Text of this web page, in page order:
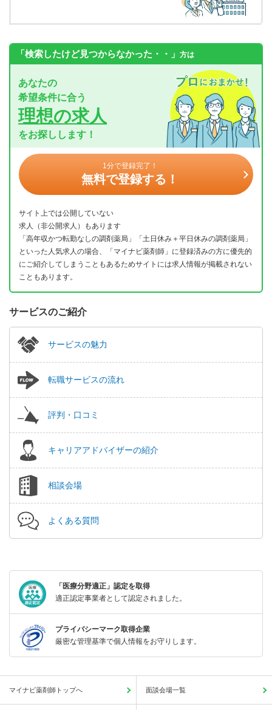
「検索したけど見つからなかった・・」 方は
あなたの
希望条件に合う
理想の求人
をお探しします！
1分で登録完了！
無料で登録する！
サイト上では公開していない
求人（非公開求人）もあります
「高年収かつ転勤なしの調剤薬局」「土日休み＋平日休みの調剤薬局」
といった人気求人の場合、「マイナビ薬剤師」に登録済みの方に優先的
にご紹介してしまうこともあるためサイトには求人情報が掲載されない
こともあります。
サービスのご紹介
サービスの魅力
転職サービスの流れ
評判・口コミ
キャリアアドバイザーの紹介
相談会場
よくある質問
「医療分野適正」認定を取得
適正認定事業者として認定されました。
プライバシーマーク取得企業
厳密な管理基準で個人情報をお守りします。
マイナビ薬剤師トップへ 面談会場一覧